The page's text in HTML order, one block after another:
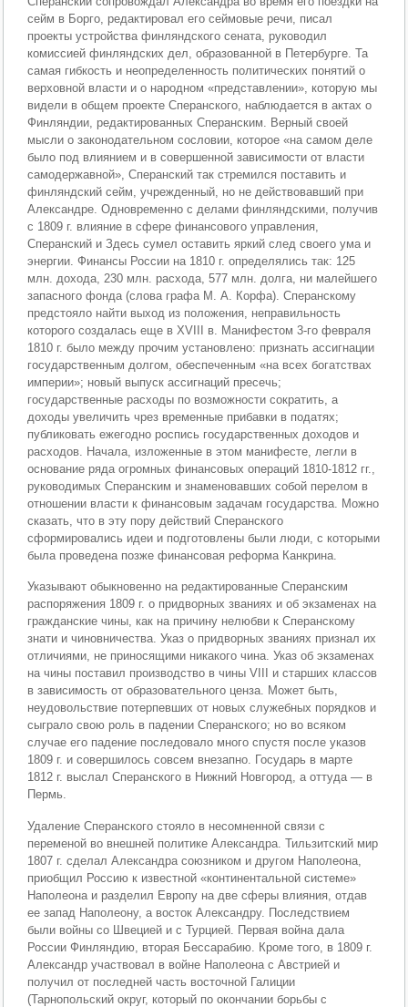
сейм в Борго, редактировал его сеймовые речи, писал
проекты устройства финляндского сената, руководил
комиссией финляндских дел, образованной в Петербурге. Та
самая гибкость и неопределенность политических понятий о
верховной власти и о народном «представлении», которую мы
видели в общем проекте Сперанского, наблюдается в актах о
Финляндии, редактированных Сперанским. Верный своей
мысли о законодательном сословии, которое «на самом деле
было под влиянием и в совершенной зависимости от власти
самодержавной», Сперанский так стремился поставить и
финляндский сейм, учрежденный, но не действовавший при
Александре. Одновременно с делами финляндскими, получив
с 1809 г. влияние в сфере финансового управления,
Сперанский и Здесь сумел оставить яркий след своего ума и
энергии. Финансы России на 1810 г. определялись так: 125
млн. дохода, 230 млн. расхода, 577 млн. долга, ни малейшего
запасного фонда (слова графа М. А. Корфа). Сперанскому
предстояло найти выход из положения, неправильность
которого создалась еще в XVIII в. Манифестом 3-го февраля
1810 г. было между прочим установлено: признать ассигнации
государственным долгом, обеспеченным «на всех богатствах
империи»; новый выпуск ассигнаций пресечь;
государственные расходы по возможности сократить, а
доходы увеличить чрез временные прибавки в податях;
публиковать ежегодно роспись государственных доходов и
расходов. Начала, изложенные в этом манифесте, легли в
основание ряда огромных финансовых операций 1810-1812 гг.,
руководимых Сперанским и знаменовавших собой перелом в
отношении власти к финансовым задачам государства. Можно
сказать, что в эту пору действий Сперанского
сформировались идеи и подготовлены были люди, с которыми
была проведена позже финансовая реформа Канкрина.
Указывают обыкновенно на редактированные Сперанским
распоряжения 1809 г. о придворных званиях и об экзаменах на
гражданские чины, как на причину нелюбви к Сперанскому
знати и чиновничества. Указ о придворных званиях признал их
отличиями, не приносящими никакого чина. Указ об экзаменах
на чины поставил производство в чины VIII и старших классов
в зависимость от образовательного ценза. Может быть,
неудовольствие потерпевших от новых служебных порядков и
сыграло свою роль в падении Сперанского; но во всяком
случае его падение последовало много спустя после указов
1809 г. и совершилось совсем внезапно. Государь в марте
1812 г. выслал Сперанского в Нижний Новгород, а оттуда — в
Пермь.
Удаление Сперанского стояло в несомненной связи с
переменой во внешней политике Александра. Тильзитский мир
1807 г. сделал Александра союзником и другом Наполеона,
приобщил Россию к известной «континентальной системе»
Наполеона и разделил Европу на две сферы влияния, отдав
ее запад Наполеону, а восток Александру. Последствием
были войны со Швецией и с Турцией. Первая война дала
России Финляндию, вторая Бессарабию. Кроме того, в 1809 г.
Александр участвовал в войне Наполеона с Австрией и
получил от последней часть восточной Галиции
(Тарнопольский округ, который по окончании борьбы с